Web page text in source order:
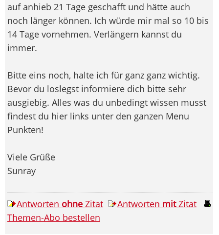
auf anhieb 21 Tage geschafft und hätte auch
noch länger können. Ich würde mir mal so 10 bis
14 Tage vornehmen. Verlängern kannst du
immer.
Bitte eins noch, halte ich für ganz ganz wichtig.
Bevor du loslegst informiere dich bitte sehr
ausgiebig. Alles was du unbedingt wissen musst
findest du hier links unter den ganzen Menu
Punkten!
Viele Grüße
Sunray
Antworten ohne Zitat Antworten mitZitat
Themen-Abo bestellen